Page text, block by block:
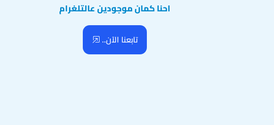
احنا كمان موجودين عالتلغرام
تابعنا الآن..